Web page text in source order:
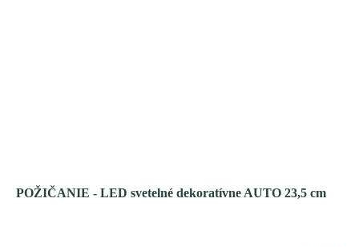
POŽIČANIE - LED svetelné dekoratívne AUTO 23,5 cm